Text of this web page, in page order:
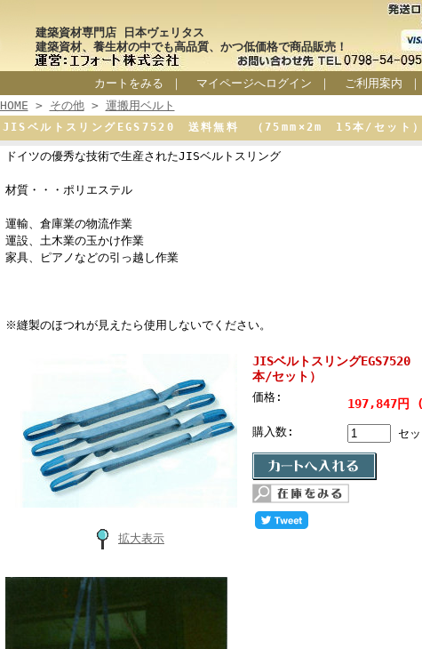
建築資材専門店 日本ヴェリタス
建築資材、養生材の中でも高品質、かつ低価格で商品販売！
カートをみる ｜ マイページへログイン ｜ ご利用案内 ｜
HOME > その他> 運搬用ベルト
JISベルトスリングEGS7520 送料無料 （75mm×2m 15本/セット
ドイツの優秀な技術で生産されたJISベルトスリング
材質・・・ポリエステル
運輸、倉庫業の物流作業
運設、土木業の玉かけ作業
家具、ピアノなどの引っ越し作業
※縫製のほつれが見えたら使用しないでください。
拡大表示
JISベルトスリング
本/セット）
価格: 197,847円
購入数: セッ